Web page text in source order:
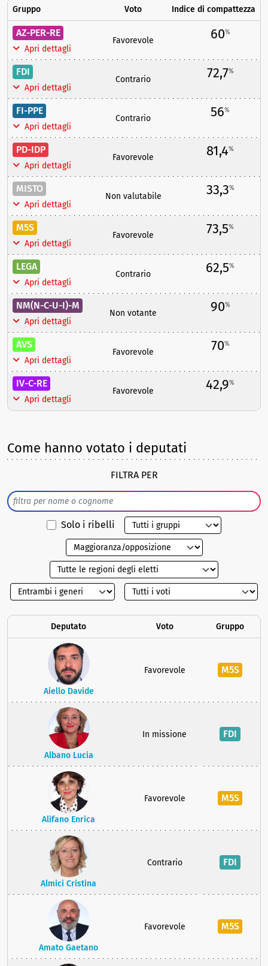
Gruppo Voto Indice di compattezza
AZ-PER-RE
Apri dettagli
Favorevole 60%
FDI
Apri dettagli
Contrario 72,7%
FI-PPE
Apri dettagli
Contrario 56%
PD-IDP
Apri dettagli
Favorevole 81,4%
MISTO
Apri dettagli
Non valutabile 33,3%
M5S
Apri dettagli
Favorevole 73,5%
LEGA
Apri dettagli
Contrario 62,5%
NM(N-C-U-I)-M
Apri dettagli
Non votante 90%
AVS
Apri dettagli
Favorevole 70%
IV-C-RE
Apri dettagli
Favorevole 42,9%
Come hanno votato i deputati
FILTRA PER
Solo i ribelli
Deputato Voto Gruppo
Aiello Davide
Favorevole M5S
Albano Lucia
In missione FDI
Alifano Enrica
Favorevole M5S
Almici Cristina
Contrario FDI
Amato Gaetano
Favorevole M5S